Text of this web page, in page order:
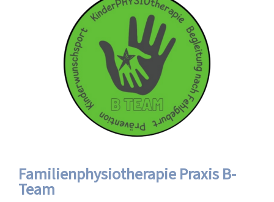
Familienphysiotherapie Praxis B-
Team